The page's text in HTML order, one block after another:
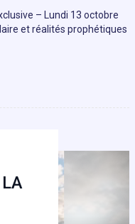
– Lundi 13 octobre
et réalités prophétiques